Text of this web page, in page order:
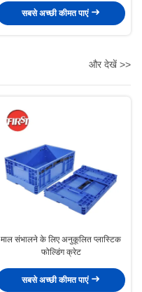
सबसे अच्छी कीमत पाएं
और देखें >>
माल संभालने के लिए अनुकूलित प्लास्टिक
फोल्डिंग क्रेट
सबसे अच्छी कीमत पाएं